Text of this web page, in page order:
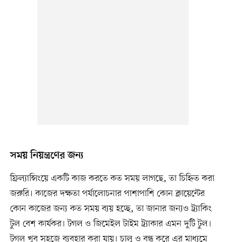
সময় নিয়ন্ত্রণের জন্য
ফ্রিল্যান্সিংয়ে একটি কাজ করতে কত সময় লাগছে, তা চিহ্নিত করা
জরুরি। কাজের দক্ষতা পর্যালোচনার পাশাপাশি কোন ক্লায়েন্টের
কোন কাজের জন্য কত সময় ব্যয় হচ্ছে, তা জানার জন্যও ট্র্যাকিং
টুল বেশ কার্যকর। টগল ও জিমেইল টাইম ট্র্যাকার এমন দুটি টুল।
টগল খুব সহজে ব্যবহার করা যায়। চালু ও বন্ধ করে এর মাধ্যমে